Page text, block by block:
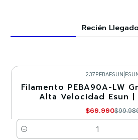
Recién
-30%
237PEBAESUN
Filamento PEBA90A-LW
Alta Velocidad Esun |
$69.990
Cantidad